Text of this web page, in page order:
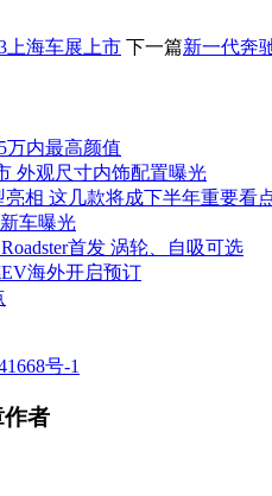
上海车展上市 下一篇新一代奔
万内最高颜值
外观尺寸内饰配置曝光
相 这几款将成下半年重要看
车曝光
首发 涡轮、自吸可选
海外开启预订
号-1
者